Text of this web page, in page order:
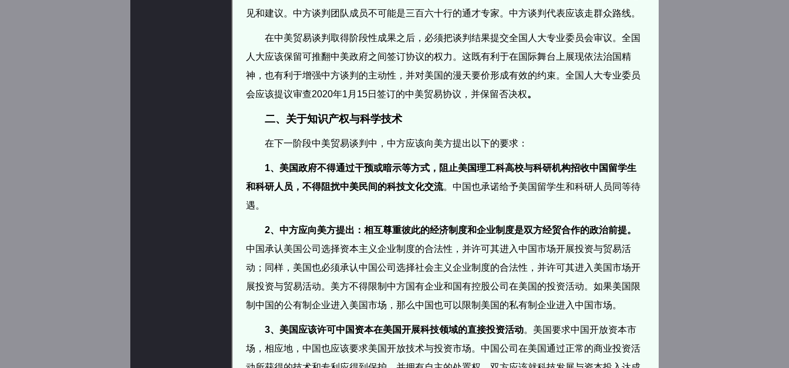
见和建议。中方谈判团队成员不可能是三百六十行的通才专家。中方谈判代表应该走群众路线。
在中美贸易谈判取得阶段性成果之后，必须把谈判结果提交全国人大专业委员会审议。全国
人大应该保留可推翻中美政府之间签订协议的权力。这既有利于在国际舞台上展现依法治国精
神，也有利于增强中方谈判的主动性，并对美国的漫天要价形成有效的约束。 全国人大专业委员
会应该提议审查2020年1 月 15日签订的中美贸易协议，并保留否决权。
二、关于知识产权与科学技术
在下一阶段中美贸易谈判中，中方应该向美方提出以下的要求：
1、美国政府不得通过干预或暗示等方式，阻止美国理工科高校与科研机构招收中国留学生
和科研人员，不得阻扰中美民间的科技文化交流。中国也承诺给予美国留学生和科研人员同等待
遇。
2、中方应向美方提出：相互尊重彼此的经济制度和企业制度是双方经贸合作的政治前提。
中国承认美国公司选择资本主义企业制度的合法性，并许可其进入中国市场开展投资与贸易活
动；同样，美国也必须承认中国公司选择社会主义企业制度的合法性，并许可其进入美国市场开
展投资与贸易活动。美方不得限制中方国有企业和国有控股公司在美国的投资活动。 如果美国限
制中国的公有制企业进入美国市场，那么中国也可以限制美国的私有制企业进入中国市场。
3、美国应该许可中国资本在美国开展科技领域的直接投资活动。美国要求中国开放资本市
场，相应地，中国也应该要求美国开放技术与投资市场。中国公司在美国通过正常的商业投资活